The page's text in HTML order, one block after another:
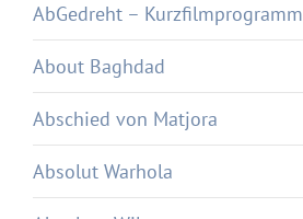
AbGedreht – Kurzfilmprogramm
About Baghdad
Abschied von Matjora
Absolut Warhola